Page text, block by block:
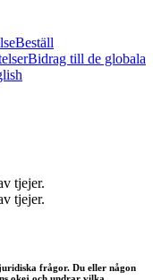
Beställ
Bidrag till de globala
tjejer.
tjejer.
frågor. Du eller någon